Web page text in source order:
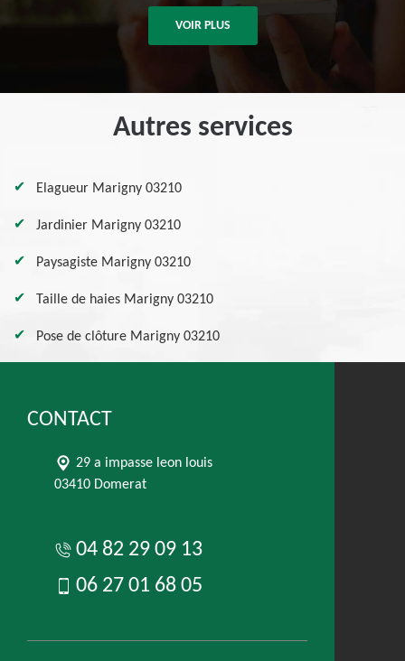
VOIR PLUS
Autres services
Elagueur Marigny 03210
Jardinier Marigny 03210
Paysagiste Marigny 03210
Taille de haies Marigny 03210
Pose de clôture Marigny 03210
CONTACT
29 a impasse leon louis
03410 Domerat
04 82 29 09 13
06 27 01 68 05